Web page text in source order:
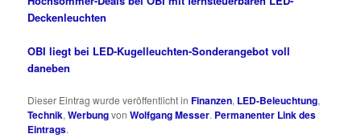
Deckenleuchten
OBI liegt bei LED-Kugelleuchten-Sonderangebot voll
daneben
Dieser Eintrag wurde veröffentlicht inFinanzen, LED-Beleuchtung,
Technik,WerbungvonWolfgang Messer. Permanenter Link des
Eintrags.